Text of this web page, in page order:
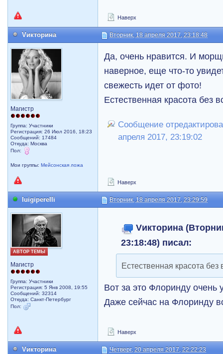
Наверх
Vикторина Вторник, 18 апреля 2017, 23:18:48
Магистр
Группа: Участники
Регистрация: 26 Июл 2016, 18:23
Сообщений: 17484
Откуда: Москва
Пол:
Мои группы:Мейсонская ложа
Да, очень нравится. И
наверное, еще что-то
свежесть идет от фото!
Естественная красота без
Сообщение
апреля 2017, 23:19:02
Наверх
luigiperelli Вторник, 18 апреля 2017, 23:29:59
АВТОР ТЕМЫ
Магистр
Группа: Участники
Регистрация: 5 Янв 2008, 19:55
Сообщений: 32314
Откуда: Санкт-Петербург
Пол:
Vикторина
23:18:48) писал:
Естественная красота без
Вот за это Флоринду очень
Даже сейчас на Флоринду
Наверх
Vикторина Четверг, 20 апреля 2017, 22:22:23